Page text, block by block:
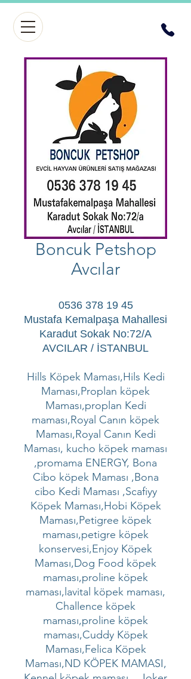
Boncuk Petshop
Avcılar
0536 378 19 45
Mustafa Kemalpaşa Mahallesi
Karadut Sokak No:72/A
AVCILAR / İSTANBUL
Hills Köpek Maması,Hils Kedi
Maması,Proplan köpek
Maması,proplan Kedi
maması,Royal Canın köpek
Maması,Royal Canın Kedi
Maması, kucho köpek maması
,promama ENERGY, Bona
Cibo köpek Maması ,Bona
cibo Kedi Maması ,Scafiyy
Köpek Maması,Hobi Köpek
Maması,Petigree köpek
maması,petigre köpek
konservesi,Enjoy Köpek
Maması,Dog Food köpek
maması,proline köpek
maması,lavital köpek maması,
Challence köpek
maması,proline köpek
maması,Cuddy Köpek
Maması,Felica Köpek
Maması,ND KÖPEK MAMASI,